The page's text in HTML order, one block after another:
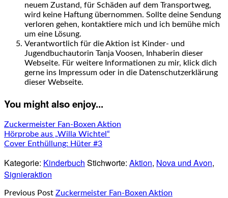
neuem Zustand, für Schäden auf dem Transportweg,
wird keine Haftung übernommen. Sollte deine Sendung
verloren gehen, kontaktiere mich und ich bemühe mich
um eine Lösung.
Verantwortlich für die Aktion ist Kinder- und
Jugendbuchautorin Tanja Voosen, Inhaberin dieser
Webseite. Für weitere Informationen zu mir, klick dich
gerne ins Impressum oder in die Datenschutzerklärung
dieser Webseite.
You might also enjoy...
Zuckermeister Fan-Boxen Aktion
Hörprobe aus „Willa Wichtel“
Cover Enthüllung: Hüter #3
Kategorie: Kinderbuch Stichworte: Aktion, Nova und Avon,
Signieraktion
Previous Post Zuckermeister Fan-Boxen Aktion